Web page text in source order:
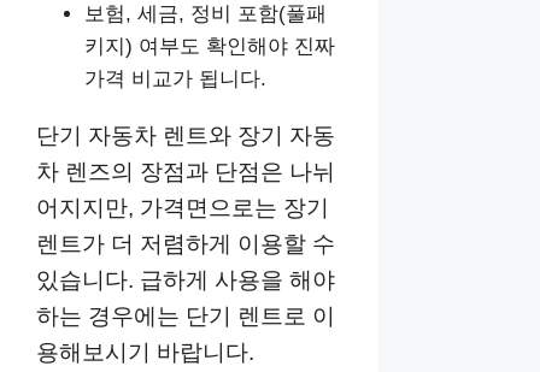
보험, 세금, 정비 포함(풀패
키지) 여부도 확인해야 진짜
가격 비교가 됩니다.
단기 자동차 렌트와 장기 자동
차 렌즈의 장점과 단점은 나뉘
어지지만, 가격면으로는 장기
렌트가 더 저렴하게 이용할 수
있습니다. 급하게 사용을 해야
하는 경우에는 단기 렌트로 이
용해보시기 바랍니다.